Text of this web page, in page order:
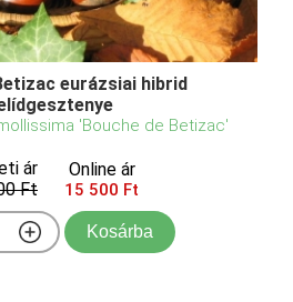
eurázsiai hibrid
'Bouche de Betizac'
ár
Ft
Online ár
15 500 Ft
Kosárba